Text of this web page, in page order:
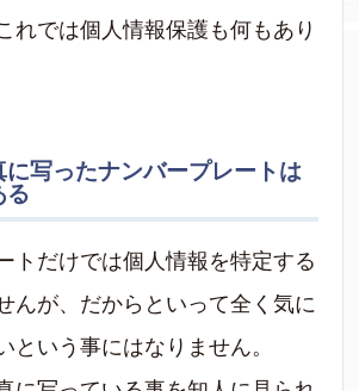
れでは個人情報保護も何もあり
に写ったナンバープレートは
る
トだけでは個人情報を特定する
んが、だからといって全く気に
という事にはなりません。